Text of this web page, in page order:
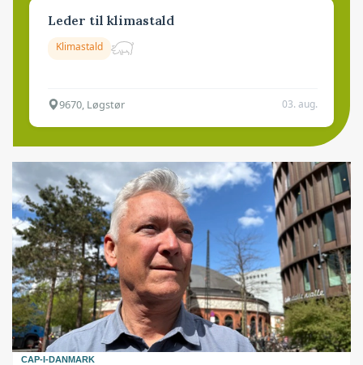
Leder til klimastald
Klimastald
9670, Løgstør 03. aug.
CAP-I-DANMARK